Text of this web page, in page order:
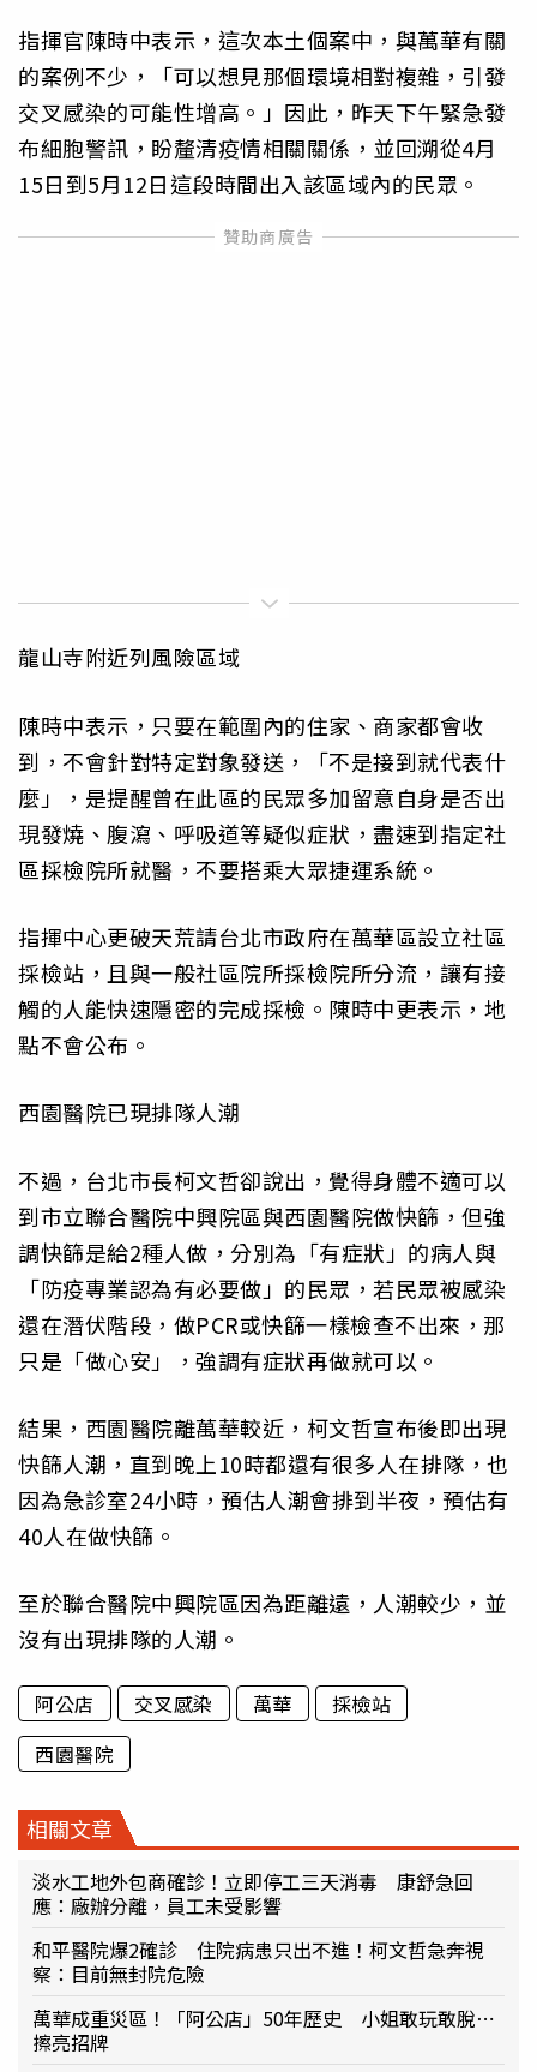
指揮官陳時中表示，這次本土個案中，與萬華有關
的案例不少，「可以想見那個環境相對複雜，引發
交叉感染的可能性增高。」因此，昨天下午緊急發
布細胞警訊，盼釐清疫情相關關係，並回溯從4月
15日到5月12日這段時間出入該區域內的民眾。
龍山寺附近列風險區域
陳時中表示，只要在範圍內的住家、商家都會收
到，不會針對特定對象發送，「不是接到就代表什
麼」，是提醒曾在此區的民眾多加留意自身是否出
現發燒、腹瀉、呼吸道等疑似症狀，盡速到指定社
區採檢院所就醫，不要搭乘大眾捷運系統。
指揮中心更破天荒請台北市政府在萬華區設立社區
採檢站，且與一般社區院所採檢院所分流，讓有接
觸的人能快速隱密的完成採檢。陳時中更表示，地
點不會公布。
西園醫院已現排隊人潮
不過，台北市長柯文哲卻說出，覺得身體不適可以
到市立聯合醫院中興院區與西園醫院做快篩，但強
調快篩是給2種人做，分別為「有症狀」的病人與
「防疫專業認為有必要做」的民眾，若民眾被感染
還在潛伏階段，做PCR或快篩一樣檢查不出來，那
只是「做心安」，強調有症狀再做就可以。
結果，西園醫院離萬華較近，柯文哲宣布後即出現
快篩人潮，直到晚上10時都還有很多人在排隊，也
因為急診室24小時，預估人潮會排到半夜，預估有
40人在做快篩。
至於聯合醫院中興院區因為距離遠，人潮較少，並
沒有出現排隊的人潮。
阿公店 交叉感染 萬華
採檢站
西園醫院
相關文章
淡水工地外包商確診！立即停工三天消毒 康舒急回
應：廠辦分離，員工未受影響
和平醫院爆2確診 住院病患只出不進！柯文哲急奔視
察：目前無封院危險
萬華成重災區！「阿公店」50年歷史 小姐敢玩敢脫⋯
擦亮招牌